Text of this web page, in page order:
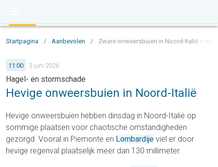
Startpagina / Aanbevolen / Zware onweersbuien in Noord-Italië –
11:00 3 juni 2026
Hagel- en stormschade
Hevige onweersbuien in Noord-Italië
Hevige onweersbuien hebben dinsdag in Noord-Italië op
sommige plaatsen voor chaotische omstandigheden
gezorgd. Vooral in Piemonte en Lombardije viel er door
hevige regenval plaatselijk meer dan 130 millimeter.